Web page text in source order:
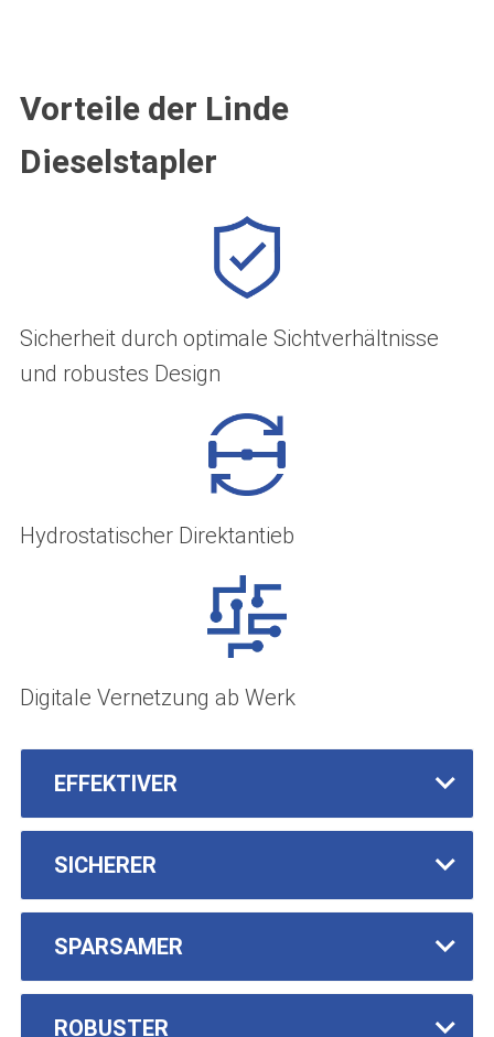
Vorteile der Linde
Dieselstapler
Sicherheit durch optimale Sichtverhältnisse
und robustes Design
Hydrostatischer Direktantieb
Digitale Vernetzung ab Werk
EFFEKTIVER
SICHERER
SPARSAMER
ROBUSTER